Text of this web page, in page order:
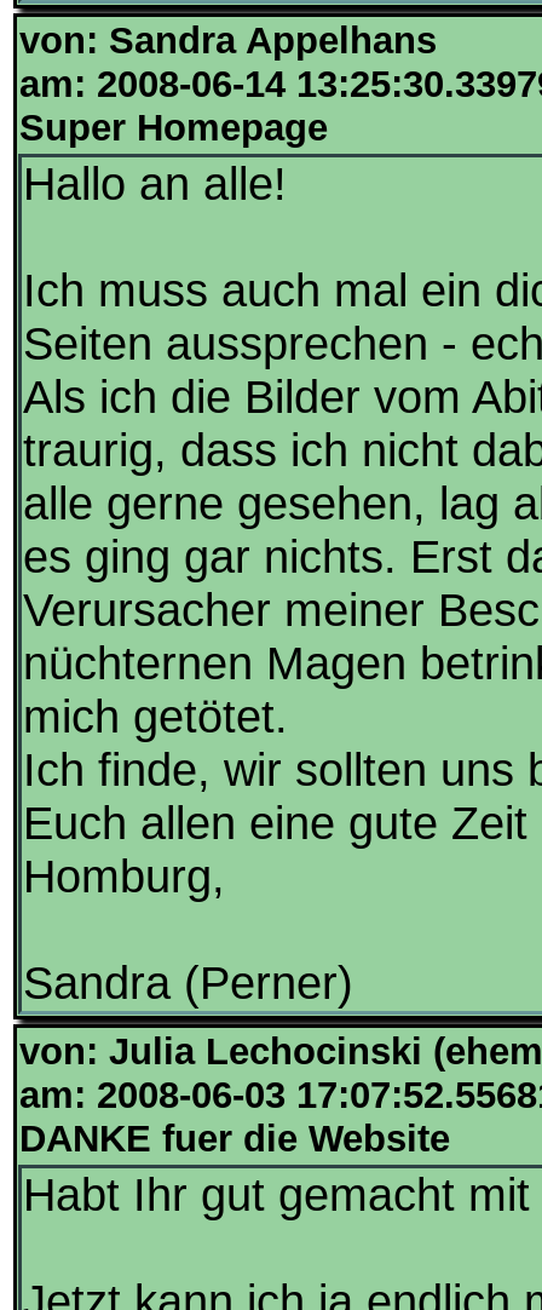
von: Sandra Appelhans
am: 2008-06-14
Super Homepage
Hallo an alle!
Ich muss auch mal ein
Seiten aussprechen -
Als ich die Bilder vom
traurig, dass ich nicht
alle gerne gesehen, lag
es ging gar nichts. Erst
Verursacher meiner
nüchternen Magen
mich getötet.
Ich finde, wir sollten uns
Euch allen eine gute
Homburg,
Sandra (Perner)
von: Julia Lechocinski
am: 2008-06-03
DANKE fuer die Website
Habt Ihr gut gemacht